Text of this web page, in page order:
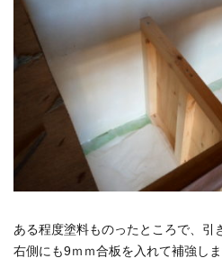
ある程度塗料ものったところで、引
右側にも9ｍｍ合板を入れて補強しま